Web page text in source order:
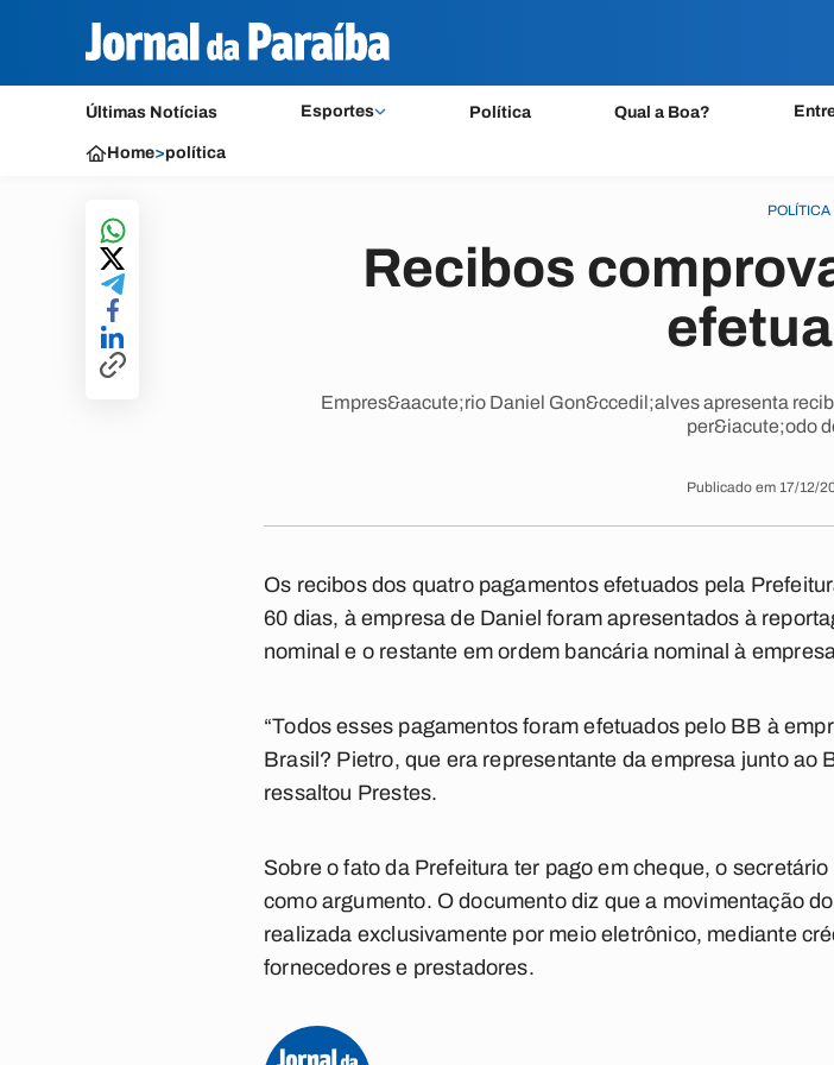
Últimas Notícias Esportes Política Qual a Boa?
Home>política
POLÍTICA
Recibos
Empres&aacute;rio Daniel Gon&ccedil;alves apresenta
per&iacute;odo
Publicado em 17/12/
Os recibos dos quatro pagamentos efetuados pela
60 dias, à empresa de Daniel foram apresentados à
nominal e o restante em ordem bancária nominal à
“Todos esses pagamentos foram efetuados pelo BB à
Brasil? Pietro, que era representante da empresa junto ao
ressaltou Prestes.
Sobre o fato da Prefeitura ter pago em cheque, o
como argumento. O documento diz que a movimentação
realizada exclusivamente por meio eletrônico, mediante
fornecedores e prestadores.